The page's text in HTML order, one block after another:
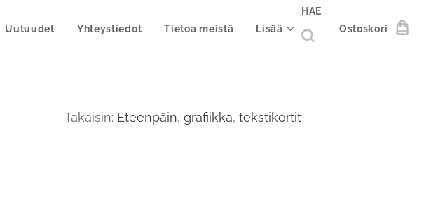
Uutuudet Yhteystiedot Tietoa meistä Lisää
HAE
Ostoskori
Takaisin: Eteenpäin, grafiikka, tekstikortit